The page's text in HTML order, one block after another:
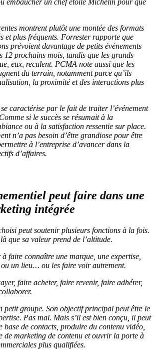
embaucher un chef étoilé Michelin pour que
montrent plutôt une montée des formats
et plus fréquents. Forrester rapporte que
prévoient davantage de petits événements
12 prochains mois, tandis que les grands
eux, reculent. PCMA note aussi que les
du terrain, notamment parce qu’ils
la proximité et des interactions plus
caractérise par le fait de traiter l’événement
si le succès se résumait à la
ou à la satisfaction ressentie sur place.
n’a pas besoin d’être grandiose pour être
à l’entreprise d’avancer dans la
d’affaires.
peut faire dans une
intégrée
peut soutenir plusieurs fonctions à la fois.
que sa valeur prend de l’altitude.
faire connaître une marque, une expertise,
un lieu… ou les faire voir autrement.
faire acheter, faire revenir, faire adhérer,
petit groupe. Son objectif principal peut être le
Pas mal. Mais s’il est bien conçu, il peut
base de contacts, produire du contenu vidéo,
de marketing de contenu et ouvrir la porte à
plus qualifiées.